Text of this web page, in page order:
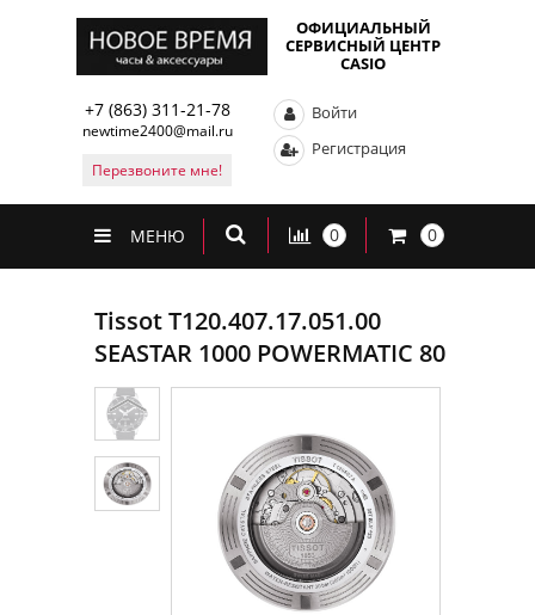
ОФИЦИАЛЬНЫЙ
СЕРВИСНЫЙ ЦЕНТР
CASIO
+7 (863) 311-21-78
newtime2400@mail.ru
Перезвоните мне!
Войти
Регистрация
МЕНЮ 0 0
Tissot T120.407.17.051.00
SEASTAR 1000 POWERMATIC 80